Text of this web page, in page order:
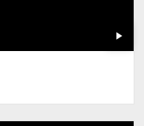
play_arrow